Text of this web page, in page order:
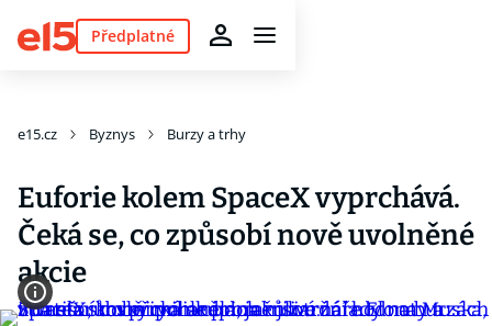
Předplatné
e15.cz Byznys Burzy a trhy
Euforie kolem SpaceX vyprchává.
Čeká se, co způsobí nově uvolněné
akcie